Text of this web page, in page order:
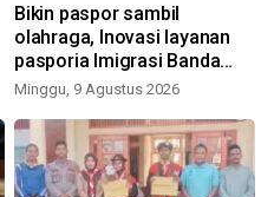
Bikin paspor sambil
olahraga, Inovasi layanan
pasporia Imigrasi Banda
Aceh buat CFD makin ceria
Minggu, 9 Agustus 2026